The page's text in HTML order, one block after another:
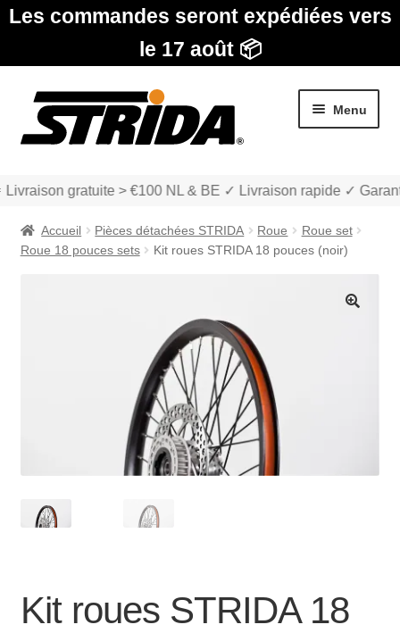
Les commandes seront expédiées vers
le 17 août 📦
Aller
la
Aller
contenu
Menu
Mon compte et Support
gratuite > €100 NL & BE ✓ Livraison rapide ✓
Accueil Pièces détachées STRIDA Roue
Roue set
Roue 18 pouces sets
Kit roues STRIDA 18 pouces (noir)
Kit roues STRIDA 18